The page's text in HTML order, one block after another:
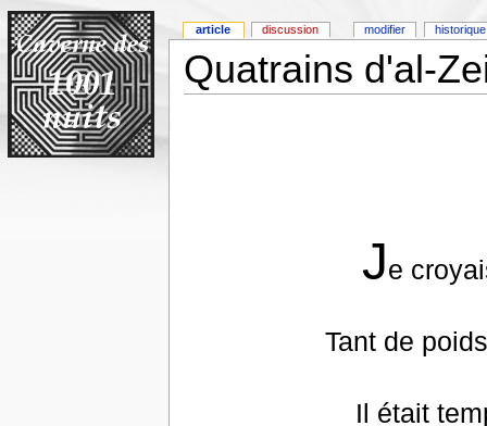
Quatrains d'al-
Je
Tant de
Il était
article discussion modifier historique